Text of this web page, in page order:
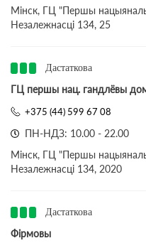
Мінск, ГЦ "Першы
Незалежнасці 134, 25
Дастаткова
ГЦ першы нац. гандлёвы
+375 (44) 599 67 08
ПН-НДЗ: 10.00 - 22.00
Мінск, ГЦ "Першы
Незалежнасці 134, 2020
Дастаткова
Фірмовы